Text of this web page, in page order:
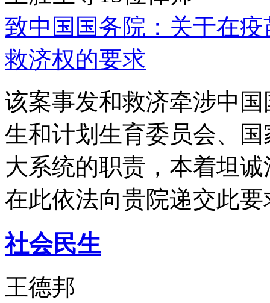
致中国国务院：关于在
救济权的要求
该案事发和救济牵涉中
生和计划生育委员会、
大系统的职责，本着坦
在此依法向贵院递交此要
社会民生
王德邦